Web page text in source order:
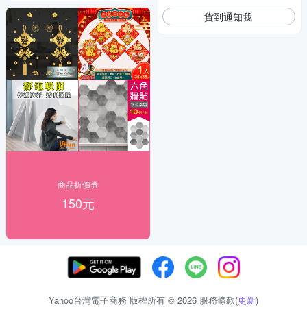
商品折價券
150元
貨到通知我
Yahoo台灣電子商務 版權所有 © 2026 服務條款(更新)